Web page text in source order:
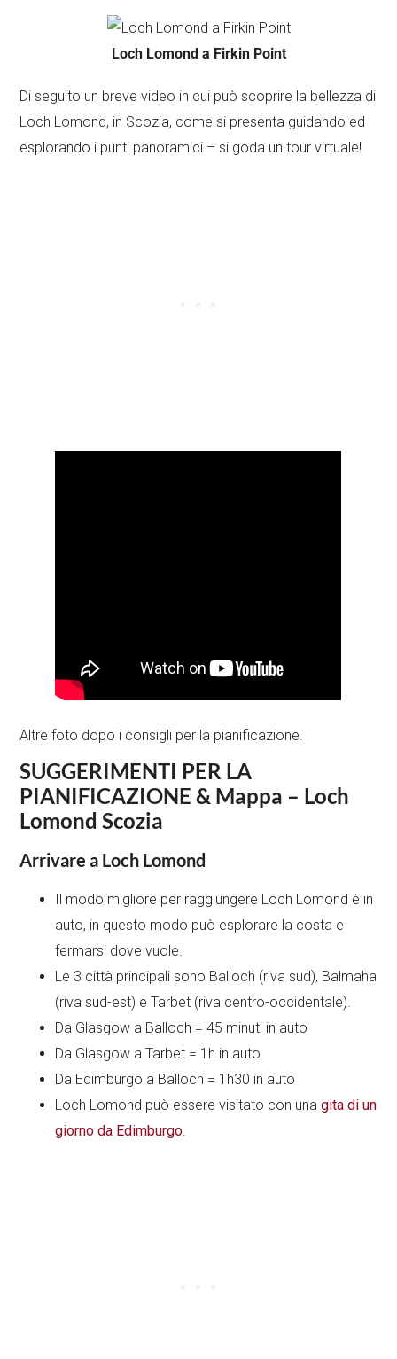
Loch Lomond a Firkin Point
Di seguito un breve video in cui può scoprire la bellezza di
Loch Lomond, in Scozia, come si presenta guidando ed
esplorando i punti panoramici – si goda un tour virtuale!
Altre foto dopo i consigli per la pianificazione.
SUGGERIMENTI PER LA
PIANIFICAZIONE & Mappa – Loch
Lomond Scozia
Arrivare a Loch Lomond
Il modo migliore per raggiungere Loch Lomond è in
auto, in questo modo può esplorare la costa e
fermarsi dove vuole.
Le 3 città principali sono Balloch (riva sud), Balmaha
(riva sud-est) e Tarbet (riva centro-occidentale).
Da Glasgow a Balloch = 45 minuti in auto
Da Glasgow a Tarbet = 1h in auto
Da Edimburgo a Balloch = 1h30 in auto
Loch Lomond può essere visitato con unagita di un
giorno da Edimburgo.